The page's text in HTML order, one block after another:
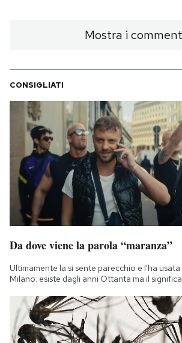
Mostra i
CONSIGLIATI
Da dove viene la parola “maranza”
Ultimamente la si sente parecchio e l'ha
Milano: esiste dagli anni Ottanta ma il